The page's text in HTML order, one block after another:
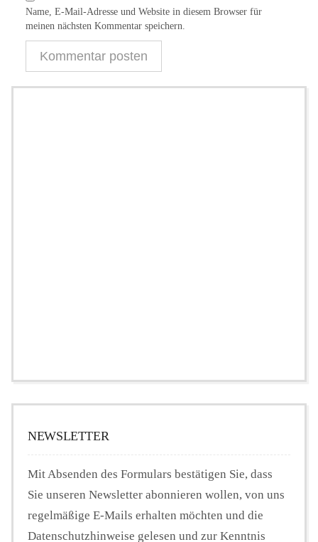
Name, E-Mail-Adresse und Website in diesem Browser für
meinen nächsten Kommentar speichern.
NEWSLETTER
Mit Absenden des Formulars bestätigen Sie, dass
Sie unseren Newsletter abonnieren wollen, von uns
regelmäßige E-Mails erhalten möchten und die
Datenschutzhinweise gelesen und zur Kenntnis